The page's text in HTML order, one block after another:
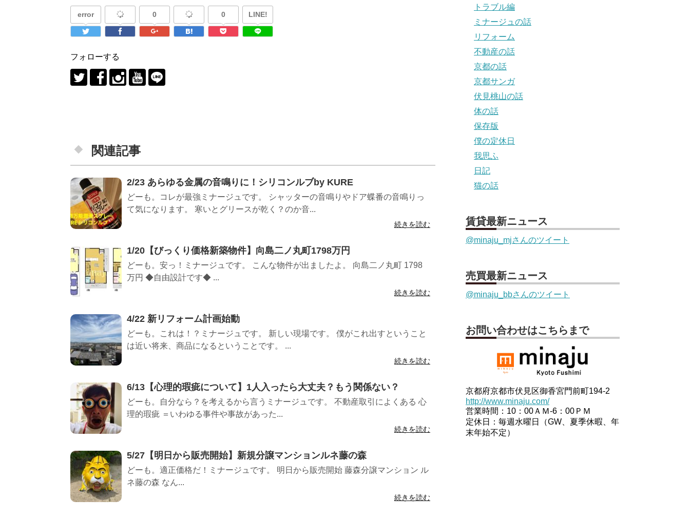
error 0 0 LINE!
フォローする
関連記事
2/23 あらゆる金属の音鳴りに！シリコンルブby KURE
どーも。コレが最強ミナージュです。 シャッターの音鳴りやドア蝶番の音鳴りっ
て気になります。 寒いとグリースが乾く？のか音...
続きを読む
1/20【びっくり価格新築物件】向島二ノ丸町1798万円
どーも。安っ！ミナージュです。 こんな物件が出ましたよ。 向島二ノ丸町 1798
万円 ◆自由設計です◆ ...
続きを読む
4/22 新リフォーム計画始動
どーも。これは！？ミナージュです。 新しい現場です。 僕がこれ出すということ
は近い将来、商品になるということです。 ...
続きを読む
6/13【心理的瑕疵について】1人入ったら大丈夫？もう関係ない？
どーも。自分なら？を考えるから言うミナージュです。 不動産取引によくある 心
理的瑕疵 ＝いわゆる事件や事故があった...
続きを読む
5/27【明日から販売開始】新規分譲マンションルネ藤の森
どーも。適正価格だ！ミナージュです。 明日から販売開始 藤森分譲マンション ル
ネ藤の森 なん...
続きを読む
トラブル編
ミナージュの話
リフォーム
不動産の話
京都の話
京都サンガ
伏見桃山の話
体の話
保存版
僕の定休日
我思ふ
日記
猫の話
賃貸最新ニュース
@minaju_mjさんのツイート
売買最新ニュース
@minaju_bbさんのツイート
お問い合わせはこちらまで
京都府京都市伏見区御香宮門前町194-2
http://www.minaju.com/
営業時間：10：00ＡＭ-6：00ＰＭ
定休日：毎週水曜日（GW、夏季休暇、年
末年始不定）